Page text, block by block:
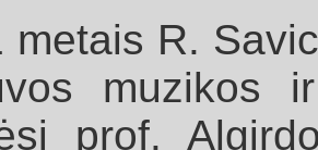
metais R.
muzikos
prof.